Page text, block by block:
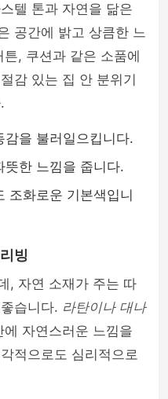
텔 톤과 자연을 닮은
공간에 밝고 상큼한 느
, 쿠션과 같은 소품에
감 있는 집 안 분위기
감을 불러일으킵니다.
뜻한 느낌을 줍니다.
조화로운 기본색입니
빙
, 자연 소재가 주는 따
습니다. 라탄이나 대나
자연스러운 느낌을
적으로도 심리적으로